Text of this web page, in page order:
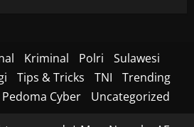
Kriminal Polri
Sulawesi
Tips & Tricks TNI
Trending
Pedoma Cyber Uncategorized